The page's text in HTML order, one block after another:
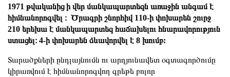
1971 թվականից ի վեր մանկապարտեզն առաջին անգամ է
հիմնանորոգվել ։ Ծրագրի շնորհիվ 110-ի փոխարեն շուրջ
210 երեխա է մանկապարտեզ հաճախելու հնարավորություն
ստացել։ 4-ի փոխարեն ձևավորվել է 8 խումբ:
Տարածքների ընդլայնումն ու արդյունավետ օգտագործումը
կիրառվում է հիմնանորոգվող գրեթե բոլոր